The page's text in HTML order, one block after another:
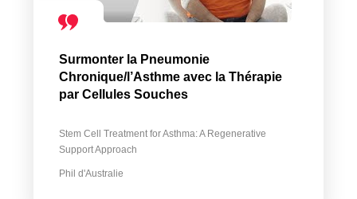
Surmonter la Pneumonie
Chronique/l’Asthme avec la Thérapie
par Cellules Souches
Stem Cell Treatment for Asthma: A Regenerative
Support Approach
Phil d'Australie